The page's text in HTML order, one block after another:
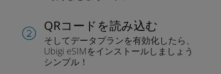
QRコードを読み込む
そしてデータプランを有効化したら、
Ubigi eSIMをインストールしま しょう
シンプル！